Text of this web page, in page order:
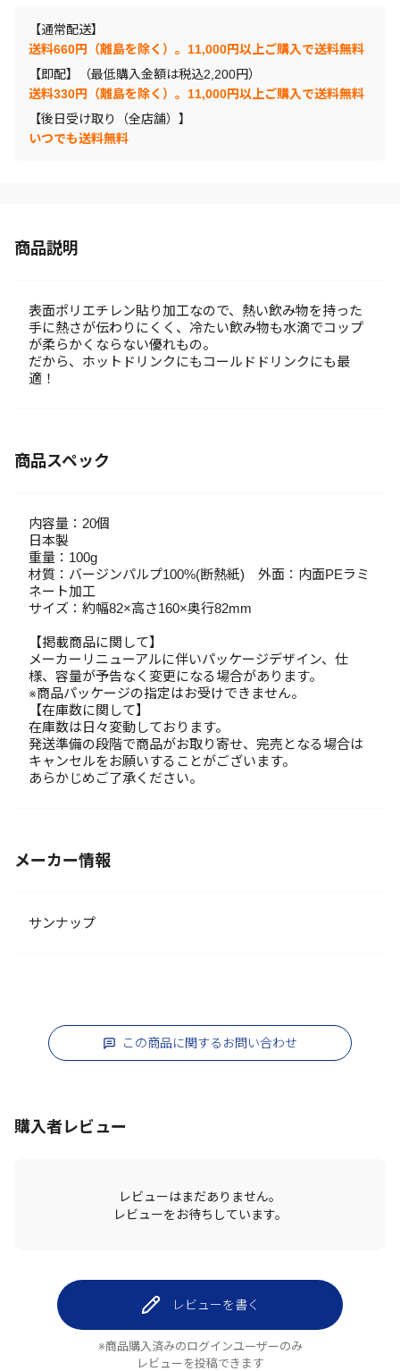
【通常配送】
送料660円（離島を除く）。11,000円以上ご購入で送料無料
【即配】（最低購入金額は税込2,200円）
送料330円（離島を除く）。11,000円以上ご購入で送料無料
【後日受け取り（全店舗）】
いつでも送料無料
商品説明
表面ポリエチレン貼り加工なので、熱い飲み物を持った
手に熱さが伝わりにくく、冷たい飲み物も水滴でコップ
が柔らかくならない優れもの。
だから、ホットドリンクにもコールドドリンクにも最
適！
商品スペック
内容量：20個
日本製
重量：100g
材質：バージンパルプ100%(断熱紙) 外面：内面PEラミ
ネート加工
サイズ：約幅82×高さ160×奥行82mm
【掲載商品に関して】
メーカーリニューアルに伴いパッケージデザイン、仕
様、容量が予告なく変更になる場合があります。
※商品パッケージの指定はお受けできません。
【在庫数に関して】
在庫数は日々変動しております。
発送準備の段階で商品がお取り寄せ、完売となる場合は
キャンセルをお願いすることがございます。
あらかじめご了承ください。
メーカー情報
サンナップ
この商品に関するお問い合わせ
購入者レビュー
レビューはまだありません。
レビューをお待ちしています。
レビューを書く
※商品購入済みのログインユーザーのみ
レビューを投稿できます